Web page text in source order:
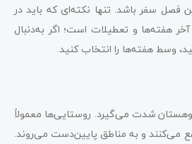
فصل سفر باشد. تنها نکته‌ای که باید در
هفته‌ها و تعطیلات است؛ اگر به‌دنبال
وسط هفته‌ها را انتخاب کنید.
شدت می‌گیرد. روستایی‌ها معمولاً
می‌کنند و به مناطق پایین‌دست می‌روند.